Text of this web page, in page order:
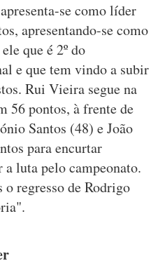
se como líder
apresentando-se como
que é 2º do
e que tem vindo a subir
Rui Vieira segue na
56 pontos, à frente de
Santos (48) e João
para encurtar
luta pelo campeonato.
o regresso de Rodrigo